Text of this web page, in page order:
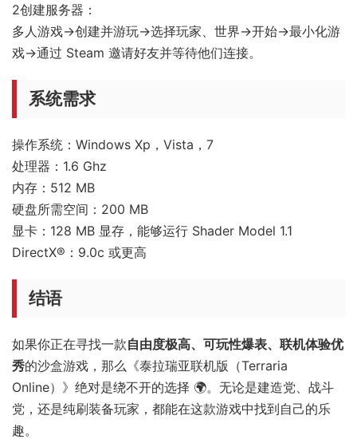
2创建服务器：
多人游戏→创建并游玩→选择玩家、世界→开始→最小化游
戏→通过 Steam 邀请好友并等待他们连接。
系统需求
操作系统：Windows Xp，Vista，7
处理器：1.6 Ghz
内存：512 MB
硬盘所需空间：200 MB
显卡：128 MB 显存，能够运行 Shader Model 1.1
DirectX®：9.0c 或更高
结语
如果你正在寻找一款自由度极高、可玩性爆表、联机体验优
秀的沙盒游戏，那么《泰拉瑞亚联机版（Terraria
Online）》绝对是绕不开的选择 🌍。无论是建造党、战斗
党，还是纯刷装备玩家，都能在这款游戏中找到自己的乐
趣。